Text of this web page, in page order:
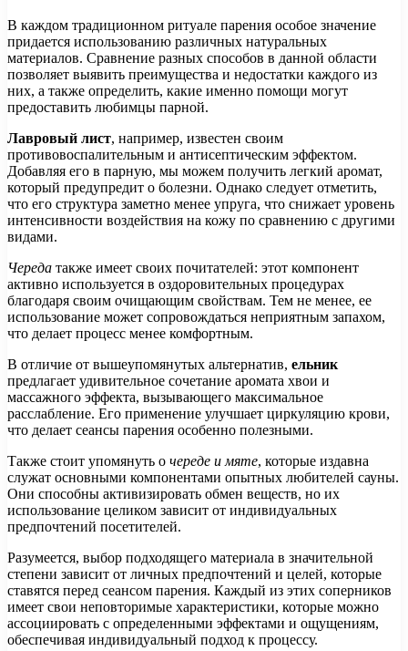
В каждом традиционном ритуале парения особое значение
придается использованию различных натуральных
материалов. Сравнение разных способов в данной области
позволяет выявить преимущества и недостатки каждого из
них, а также определить, какие именно помощи могут
предоставить любимцы парной.
Лавровый лист, например, известен своим
противовоспалительным и антисептическим эффектом.
Добавляя его в парную, мы можем получить легкий аромат,
который предупредит о болезни. Однако следует отметить,
что его структура заметно менее упруга, что снижает уровень
интенсивности воздействия на кожу по сравнению с другими
видами.
Череда также имеет своих почитателей: этот компонент
активно используется в оздоровительных процедурах
благодаря своим очищающим свойствам. Тем не менее, ее
использование может сопровождаться неприятным запахом,
что делает процесс менее комфортным.
В отличие от вышеупомянутых альтернатив, ельник
предлагает удивительное сочетание аромата хвои и
массажного эффекта, вызывающего максимальное
расслабление. Его применение улучшает циркуляцию крови,
что делает сеансы парения особенно полезными.
Также стоит упомянуть о череде и мяте, которые издавна
служат основными компонентами опытных любителей сауны.
Они способны активизировать обмен веществ, но их
использование целиком зависит от индивидуальных
предпочтений посетителей.
Разумеется, выбор подходящего материала в значительной
степени зависит от личных предпочтений и целей, которые
ставятся перед сеансом парения. Каждый из этих соперников
имеет свои неповторимые характеристики, которые можно
ассоциировать с определенными эффектами и ощущениям,
обеспечивая индивидуальный подход к процессу.